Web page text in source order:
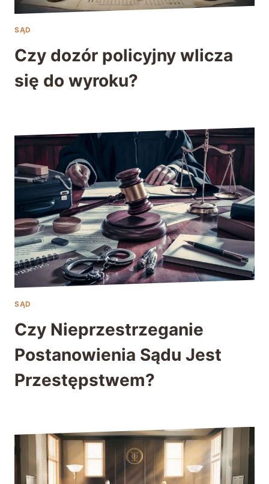
SĄD
Czy dozór policyjny wlicza
się do wyroku?
SĄD
Czy Nieprzestrzeganie
Postanowienia Sądu Jest
Przestępstwem?